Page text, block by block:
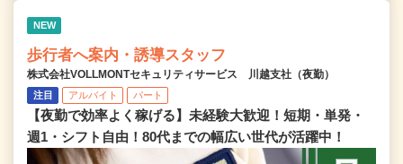
NEW
歩行者へ案内・誘導スタッフ
株式会社VOLLMONTセキュリティサービス 川越支社（夜勤）
注目 アルバイト パート
【夜勤で効率よく稼げる】未経験大歓迎！短期・単発・
週1・シフト自由！80代までの幅広い世代が活躍中！